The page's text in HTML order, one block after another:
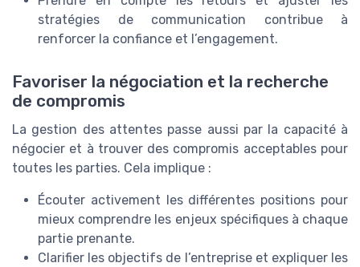
stratégies de communication contribue à
renforcer la confiance et l’engagement.
Favoriser la négociation et la recherche
de compromis
La gestion des attentes passe aussi par la capacité à
négocier et à trouver des compromis acceptables pour
toutes les parties. Cela implique :
Écouter activement les différentes positions pour
mieux comprendre les enjeux spécifiques à chaque
partie prenante.
Clarifier les objectifs de l’entreprise et expliquer les